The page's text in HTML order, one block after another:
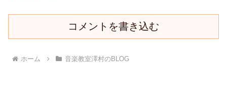
コメントを書き込む
ホーム 音楽教室澤村のBLOG